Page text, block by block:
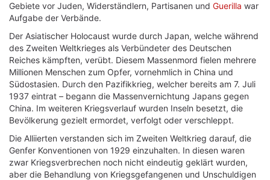
Gebiete vor Juden, Widerständlern, Partisanen und Guerilla war
Aufgabe der Verbände.
Der Asiatischer Holocaust wurde durch Japan, welche während
des Zweiten Weltkrieges als Verbündeter des Deutschen
Reiches kämpften, verübt. Diesem Massenmord fielen mehrere
Millionen Menschen zum Opfer, vornehmlich in China und
Südostasien. Durch den Pazifikkrieg, welcher bereits am 7. Juli
1937 eintrat – begann die Massenvernichtung Japans gegen
China. Im weiteren Kriegsverlauf wurden Inseln besetzt, die
Bevölkerung gezielt ermordet, verfolgt oder verschleppt.
Die Alliierten verstanden sich im Zweiten Weltkrieg darauf, die
Genfer Konventionen von 1929 einzuhalten. In diesen waren
zwar Kriegsverbrechen noch nicht eindeutig geklärt wurden,
aber die Behandlung von Kriegsgefangenen und Unschuldigen